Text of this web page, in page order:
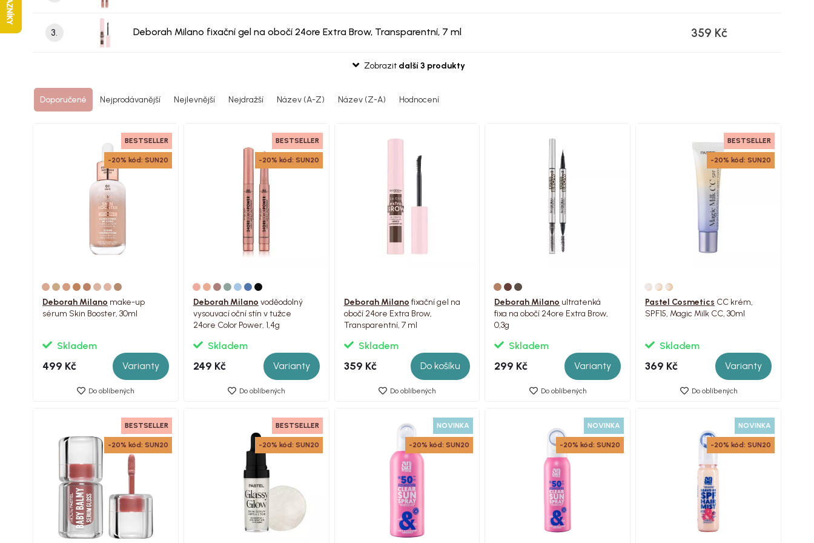
3. Deborah Milano fixační gel na obočí 24ore Extra Brow, Transparentní, 7 ml 359 Kč
Zobrazit další 3 produkty
Doporučené Nejprodávanější Nejlevnější Nejdražší Název (A-Z) Název (Z-A) Hodnocení
BESTSELLER
-20% kód: SUN20
Deborah Milano make-up
sérum Skin Booster, 30ml
Skladem
499 Kč Varianty
Do oblíbených
BESTSELLER
-20% kód: SUN20
Deborah Milano voděodolný
vysouvací oční stín v tužce
24ore Color Power, 1,4g
Skladem
249 Kč Varianty
Do oblíbených
Deborah Milano fixační gel na
obočí 24ore Extra Brow,
Transparentní, 7 ml
Skladem
359 Kč Do košíku
Do oblíbených
Deborah Milano ultratenká
fixa na obočí 24ore Extra Brow,
0,3g
Skladem
299 Kč Varianty
Do oblíbených
BESTSELLER
-20% kód: SUN20
Pastel Cosmetics CC krém,
SPF15, Magic Milk CC, 30ml
Skladem
369 Kč Varianty
Do oblíbených
BESTSELLER
-20% kód: SUN20
BESTSELLER
-20% kód: SUN20
NOVINKA
-20% kód: SUN20
NOVINKA
-20% kód: SUN20
NOVINKA
-20% kód: SUN20